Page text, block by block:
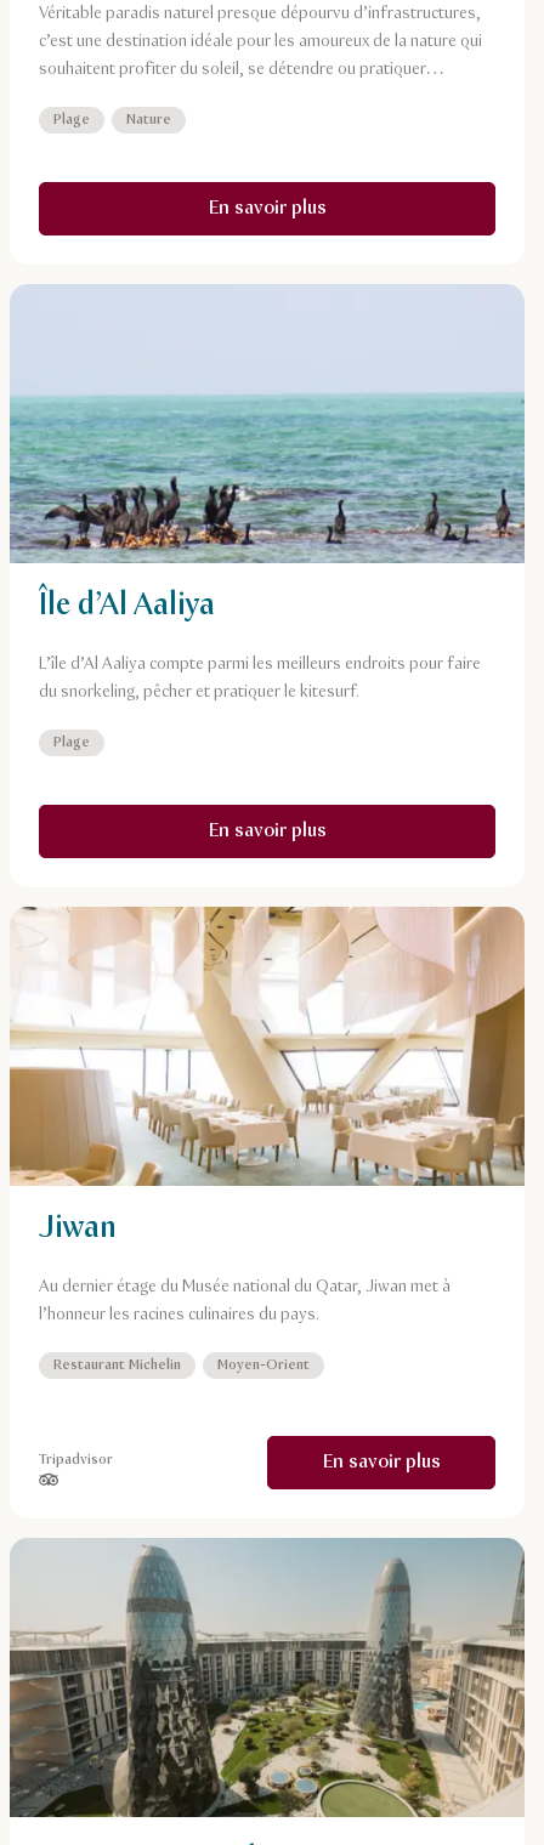
Plage Nature
Véritable paradis naturel presque dépourvu d’infrastructures,
c’est une destination idéale pour les amoureux de la nature qui
souhaitent profiter du soleil, se détendre ou pratiquer
En savoir plus
Plage
Île d’Al Aaliya
L’île d’Al Aaliya compte parmi les meilleurs endroits pour faire
du snorkeling, pêcher et pratiquer le kitesurf.
En savoir plus
Restaurant Michelin Moyen-Orient
Jiwan
Au dernier étage du Musée national du Qatar, Jiwan met à
l’honneur les racines culinaires du pays.
Tripadvisor
En savoir plus